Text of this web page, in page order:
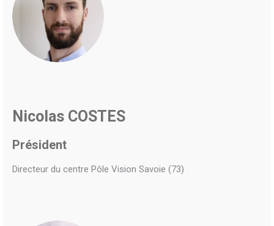
Nicolas COSTES
Président
Directeur du centre Pôle Vision Savoie (73)